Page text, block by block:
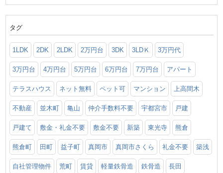
タグ
1LDK 2DK 2LDK 2万円台 3DK 3LDＫ 3万円代
3万円台 4万円台 5万円台 6万円台 7万円台 アパート
テラスハウス ネット無料 ペット可 マンション 上高間木
不動産 並木町 亀山 仲介手数料不要 宇都宮市 戸建
戸建て 敷金・礼金不要 敷金不要 新築 東光寺 熊倉
熊倉町 田町 益子町 真岡市 真岡市さくら 礼金不要 築浅
自社管理物件 荒町 賃貸 軽量鉄骨造 鉄骨造 長田